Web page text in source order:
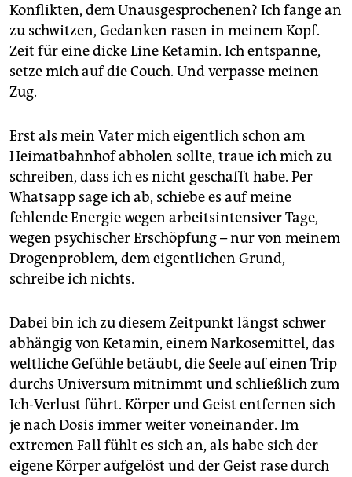
Konflikten, dem Unausgesprochenen? Ich fange an
zu schwitzen, Gedanken rasen in meinem Kopf.
Zeit für eine dicke Line Ketamin. Ich entspanne,
setze mich auf die Couch. Und verpasse meinen
Zug.
Erst als mein Vater mich eigentlich schon am
Heimatbahnhof abholen sollte, traue ich mich zu
schreiben, dass ich es nicht geschafft habe. Per
Whatsapp sage ich ab, schiebe es auf meine
fehlende Energie wegen arbeitsintensiver Tage,
wegen psychischer Erschöpfung – nur von meinem
Drogenproblem, dem eigentlichen Grund,
schreibe ich nichts.
Dabei bin ich zu diesem Zeitpunkt längst schwer
abhängig von Ketamin, einem Narkosemittel, das
weltliche Gefühle betäubt, die Seele auf einen Trip
durchs Universum mitnimmt und schließlich zum
Ich-Verlust führt. Körper und Geist entfernen sich
je nach Dosis immer weiter voneinander. Im
extremen Fall fühlt es sich an, als habe sich der
eigene Körper aufgelöst und der Geist rase durch